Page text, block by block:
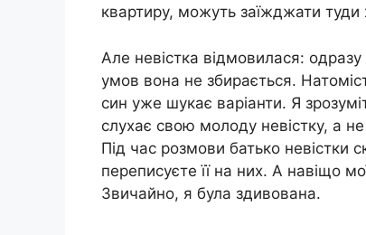
квартиру, можуть заїжджати туди
Але невістка відмовилася:
умов вона не збирається.
син уже шукає варіанти. Я
слухає свою молоду невістку, а
Під час розмови батько невістки
переписуєте її на них. А навіщо
Звичайно, я була здивована.